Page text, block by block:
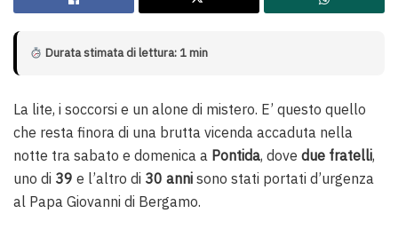
Durata stimata di lettura: 1 min
La lite, i soccorsi e un alone di mistero. E’ questo quello
che resta finora di una brutta vicenda accaduta nella
notte tra sabato e domenica a Pontida, dove due fratelli,
uno di 39 e l’altro di 30 anni sono stati portati d’urgenza
al Papa Giovanni di Bergamo.